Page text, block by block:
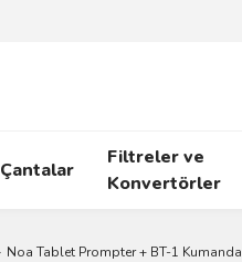
Çantalar
Filtreler ve
Konvertörler
Noa Tablet Prompter + BT-1 Kumanda